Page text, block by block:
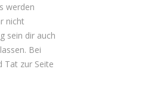
werden
nicht
sein dir auch
Bei
Tat zur Seite